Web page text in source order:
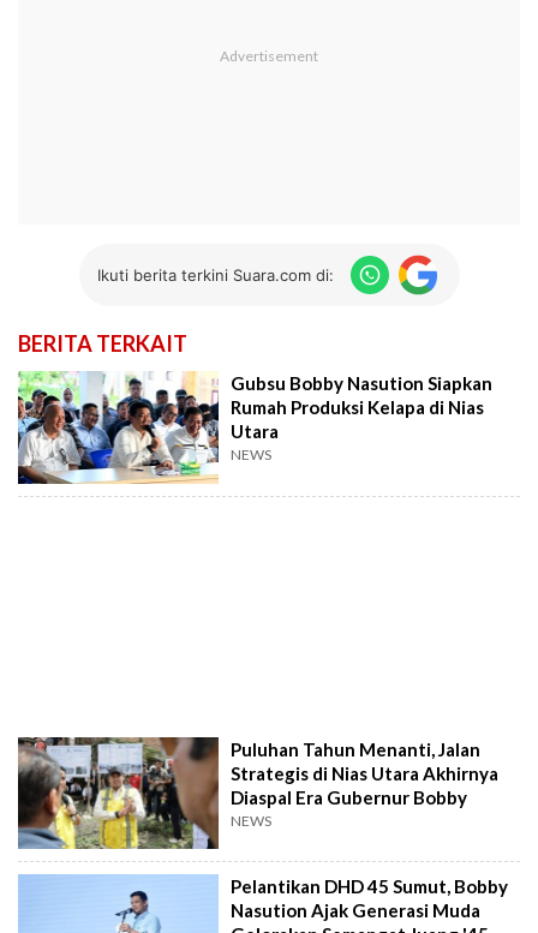
Ikuti berita terkini Suara.com di:
BERITA TERKAIT
Gubsu Bobby Nasution Siapkan
Rumah Produksi Kelapa di Nias
Utara
NEWS
Puluhan Tahun Menanti, Jalan
Strategis di Nias Utara Akhirnya
Diaspal Era Gubernur Bobby
NEWS
Pelantikan DHD 45 Sumut, Bobby
Nasution Ajak Generasi Muda